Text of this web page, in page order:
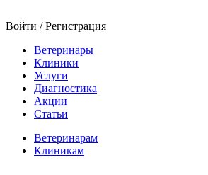
Войти / Регистрация
Ветеринары
Клиники
Услуги
Диагностика
Акции
Статьи
Ветеринарам
Клиникам